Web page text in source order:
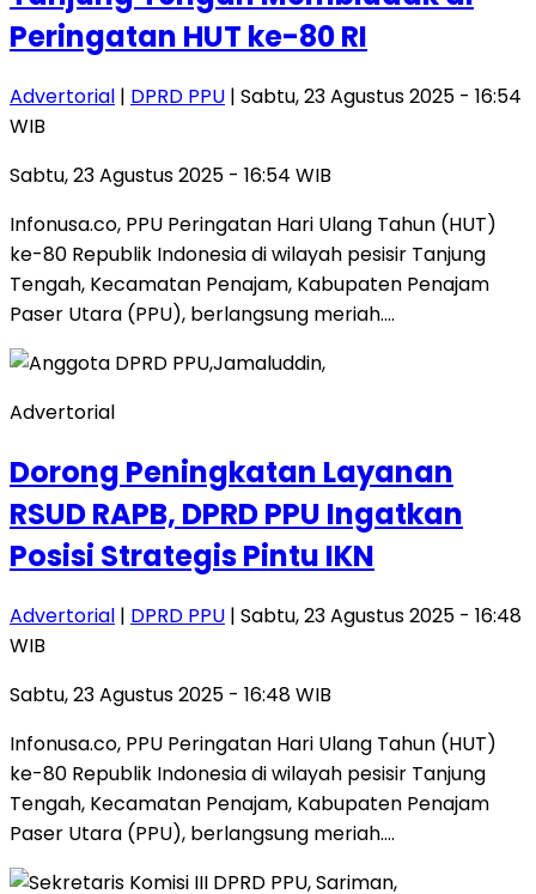
Peringatan HUT ke-80 RI
Advertorial | DPRD PPU | Sabtu, 23 Agustus 2025 - 16:54
WIB
Sabtu, 23 Agustus 2025 - 16:54 WIB
Infonusa.co, PPU Peringatan Hari Ulang Tahun (HUT)
ke-80 Republik Indonesia di wilayah pesisir Tanjung
Tengah, Kecamatan Penajam, Kabupaten Penajam
Paser Utara (PPU), berlangsung meriah….
Advertorial
Dorong Peningkatan Layanan
RSUD RAPB, DPRD PPU Ingatkan
Posisi Strategis Pintu IKN
Advertorial | DPRD PPU | Sabtu, 23 Agustus 2025 - 16:48
WIB
Sabtu, 23 Agustus 2025 - 16:48 WIB
Infonusa.co, PPU Peringatan Hari Ulang Tahun (HUT)
ke-80 Republik Indonesia di wilayah pesisir Tanjung
Tengah, Kecamatan Penajam, Kabupaten Penajam
Paser Utara (PPU), berlangsung meriah….